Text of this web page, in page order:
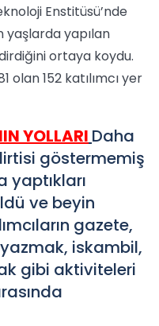
Enstitüsü’nde
yaşlarda yapılan
ortaya koydu.
olan 152 katılımcı yer
YOLLARI Daha
göstermemiş
yaptıkları
ve beyin
gazete,
iskambil,
gibi aktiviteleri